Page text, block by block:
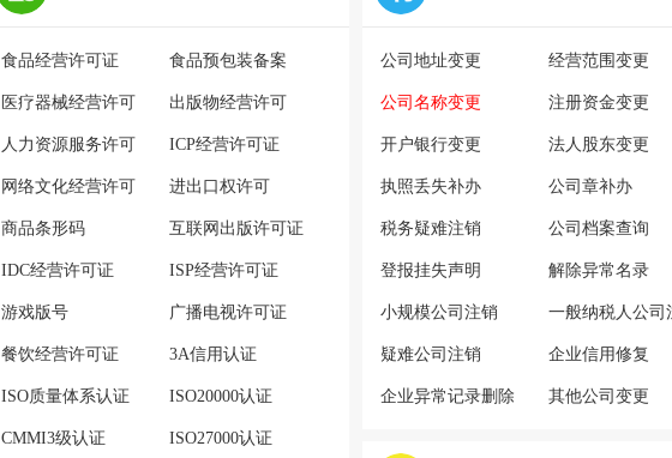
食品经营许可证 食品预包装备案
医疗器械经营许可 出版物经营许可
人力资源服务许可 ICP经营许可证
网络文化经营许可 进出口权许可
商品条形码 互联网出版许可证
IDC经营许可证 ISP经营许可证
游戏版号 广播电视许可证
餐饮经营许可证 3A信用认证
ISO质量体系认证 ISO20000认证
CMMI3级认证 ISO27000认证
公司地址变更 经营范围变更
公司名称变更 注册资金变更
开户银行变更 法人股东变更
执照丢失补办 公司章补办
税务疑难注销 公司档案查询
登报挂失声明 解除异常名录
小规模公司注销 一般纳税人公司
疑难公司注销 企业信用修复
企业异常记录删除 其他公司变更